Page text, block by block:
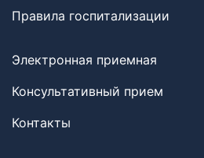
Правила госпитализации
Электронная приемная
Консультативный прием
Контакты